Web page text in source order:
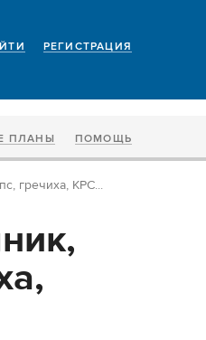
РЕГИСТРАЦИЯ
ПЛАНЫ ПОМОЩЬ
гречиха, КРС...